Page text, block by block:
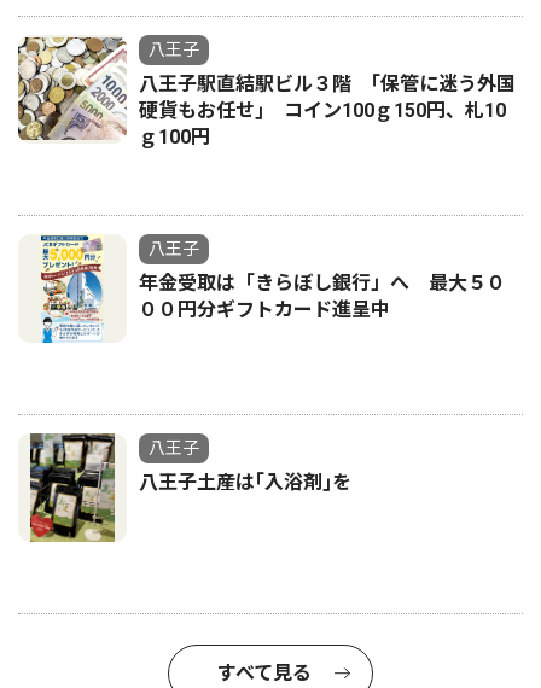
八王子
八王子駅直結駅ビル３階 ｢保管に迷う外国
硬貨もお任せ｣ コイン100ｇ150円、札10
ｇ100円
八王子
年金受取は「きらぼし銀行」へ 最大５０
００円分ギフトカード進呈中
八王子
八王子土産は｢入浴剤｣を
すべて見る